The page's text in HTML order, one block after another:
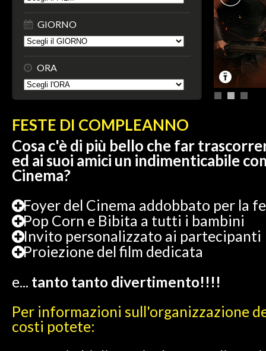
GIORNO
ORA
FESTE DI COMPLEANNO
Cosa c'è di più bello che far
ed ai suoi amici un indimenticabile
Cinema?
Foyer del Cinema addobbato per la
Pop Corn e Bibita a tutti i bambini
Invito personalizzato ai partecipanti
Proiezione del film dedicata
e... tanto tanto divertimento!!!!
Per informazioni sull'organizzazione
costi potete: